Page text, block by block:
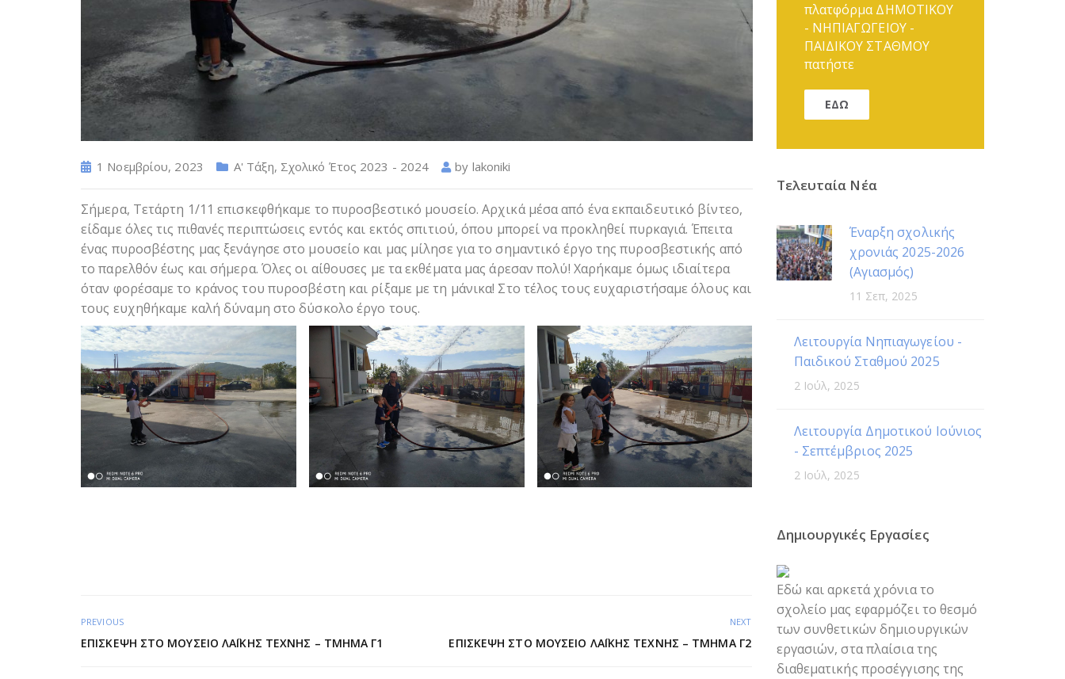
1 Νοεμβρίου, 2023 Α' Τάξη, Σχολικό Έτος 2023 - 2024 by lakoniki
Σήμερα, Τετάρτη 1/11 επισκεφθήκαμε το πυροσβεστικό μουσείο. Αρχικά μέσα από ένα εκπαιδευτικό βίντεο,
είδαμε όλες τις πιθανές περιπτώσεις εντός και εκτός σπιτιού, όπου μπορεί να προκληθεί πυρκαγιά. Έπειτα
ένας πυροσβέστης μας ξενάγησε στο μουσείο και μας μίλησε για το σημαντικό έργο της πυροσβεστικής από
το παρελθόν έως και σήμερα. Όλες οι αίθουσες με τα εκθέματα μας άρεσαν πολύ! Χαρήκαμε όμως ιδιαίτερα
όταν φορέσαμε το κράνος του πυροσβέστη και ρίξαμε με τη μάνικα! Στο τέλος τους ευχαριστήσαμε όλους και
τους ευχηθήκαμε καλή δύναμη στο δύσκολο έργο τους.
PREVIOUS
ΕΠΊΣΚΕΨΗ ΣΤΟ ΜΟΥΣΕΊΟ ΛΑΪΚΉΣ ΤΈΧΝΗΣ – ΤΜΉΜΑ Γ1
NEXT
ΕΠΊΣΚΕΨΗ ΣΤΟ ΜΟΥΣΕΊΟ ΛΑΪΚΉΣ ΤΈΧΝΗΣ – ΤΜΉΜΑ Γ2
πλατφόρμα ΔΗΜΟΤΙΚΟΥ
- ΝΗΠΙΑΓΩΓΕΙΟΥ -
ΠΑΙΔΙΚΟΥ ΣΤΑΘΜΟΥ
πατήστε
ΕΔΩ
Τελευταία Νέα
Έναρξη σχολικής
χρονιάς 2025-2026
(Αγιασμός)
11 Σεπ, 2025
Λειτουργία Νηπιαγωγείου -
Παιδικού Σταθμού 2025
2 Ιούλ, 2025
Λειτουργία Δημοτικού Ιούνιος
- Σεπτέμβριος 2025
2 Ιούλ, 2025
Δημιουργικές Εργασίες
Εδώ και αρκετά χρόνια το
σχολείο μας εφαρμόζει το θεσμό
των συνθετικών δημιουργικών
εργασιών, στα πλαίσια της
διαθεματικής προσέγγισης της